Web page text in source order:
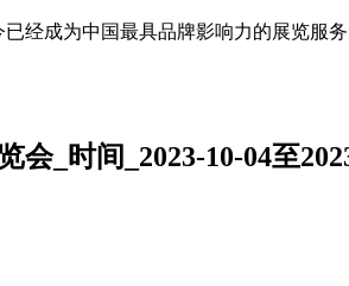
经成为中国最具品牌影响力的展览服务
_时间_2023-10-04至